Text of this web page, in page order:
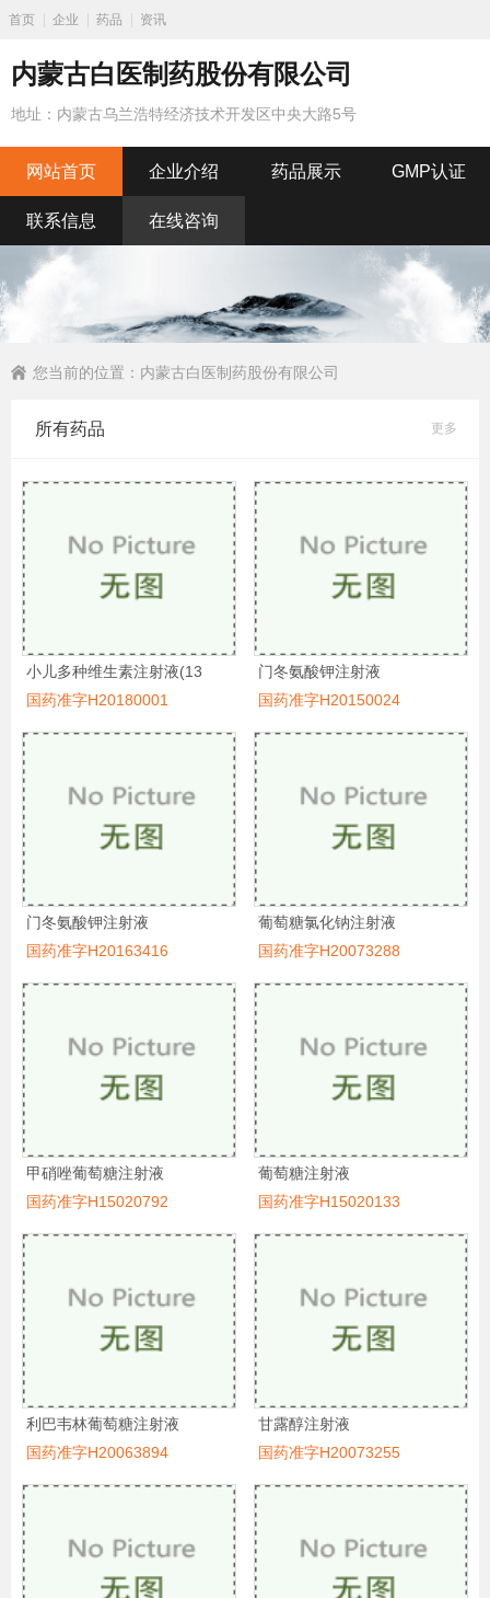
首页 企业 药品 资讯
内蒙古白医制药股份有限公司
地址：内蒙古乌兰浩特经济技术开发区中央大路5号
网站首页 企业介绍 药品展示 GMP认证
联系信息 在线咨询
您当前的位置： 内蒙古白医制药股份有限公司
所有药品 更多
小儿多种维生素注射液(13
国药准字H20180001
门冬氨酸钾注射液
国药准字H20150024
门冬氨酸钾注射液
国药准字H20163416
葡萄糖氯化钠注射液
国药准字H20073288
甲硝唑葡萄糖注射液
国药准字H15020792
葡萄糖注射液
国药准字H15020133
利巴韦林葡萄糖注射液
国药准字H20063894
甘露醇注射液
国药准字H20073255